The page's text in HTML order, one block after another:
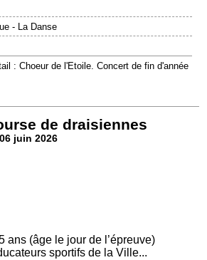
- La Danse
: Choeur de l'Etoile. Concert de fin d'année
de draisiennes
juin 2026
ans (âge le jour de l’épreuve)
sportifs de la Ville...